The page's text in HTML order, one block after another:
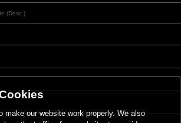
(Desc.)
make our website work properly. We also